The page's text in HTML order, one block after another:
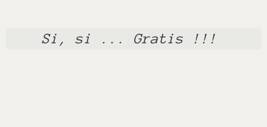
Si, si ... Gratis !!!